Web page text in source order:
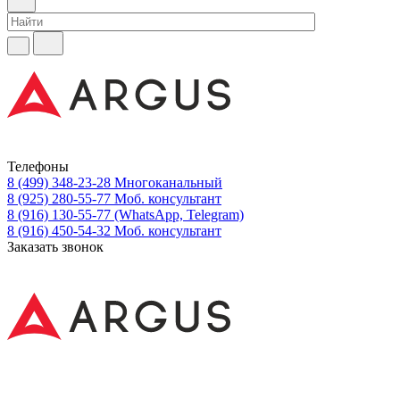
Телефоны
8 (499) 348-23-28 Многоканальный
8 (925) 280-55-77 Моб. консультант
8 (916) 130-55-77 (WhatsApp, Telegram)
8 (916) 450-54-32 Моб. консультант
Заказать звонок